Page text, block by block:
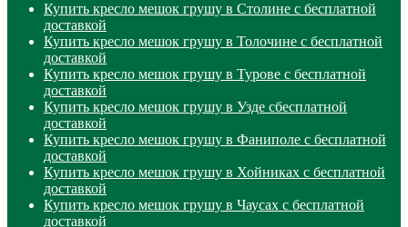
Купить кресло мешок грушу в Столине с бесплатной
доставкой
Купить кресло мешок грушу в Толочине с бесплатной
доставкой
Купить кресло мешок грушу в Турове с бесплатной
доставкой
Купить кресло мешок грушу в Узде сбесплатной
доставкой
Купить кресло мешок грушу в Фаниполе с бесплатной
доставкой
Купить кресло мешок грушу в Хойниках с бесплатной
доставкой
Купить кресло мешок грушу в Чаусах с бесплатной
доставкой